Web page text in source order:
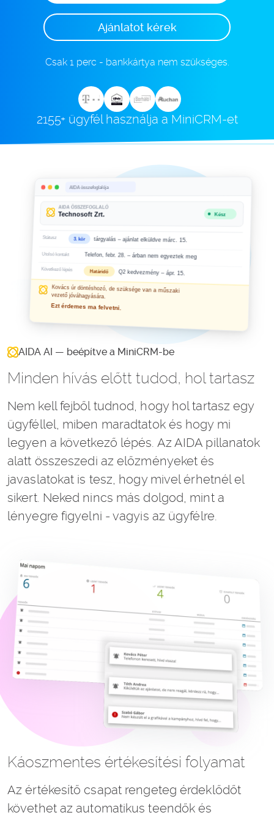
Ajánlatot kérek
Csak 1 perc - bankkártya nem szükséges.
2155+ ügyfél használja a MiniCRM-et
AIDA AI — beépítve a MiniCRM-be
Minden hívás előtt tudod, hol tartasz
Nem kell fejből tudnod, hogy hol tartasz egy
ügyféllel, miben maradtatok és hogy mi
legyen a következő lépés. Az AIDA pillanatok
alatt összeszedi az előzményeket és
javaslatokat is tesz, hogy mivel érhetnél el
sikert. Neked nincs más dolgod, mint a
lényegre figyelni - vagyis az ügyfélre.
Káoszmentes értékesítési folyamat
Az értékesítő csapat rengeteg érdeklődőt
követhet az automatikus teendők és